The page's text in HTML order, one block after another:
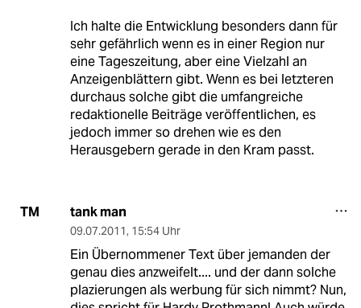
Ich halte die Entwicklung besonders dann für
sehr gefährlich wenn es in einer Region nur
eine Tageszeitung, aber eine Vielzahl an
Anzeigenblättern gibt. Wenn es bei letzteren
durchaus solche gibt die umfangreiche
redaktionelle Beiträge veröffentlichen, es
jedoch immer so drehen wie es den
Herausgebern gerade in den Kram passt.
TM tank man
09.07.2011, 15:54 Uhr
Ein Übernommener Text über jemanden der
genau dies anzweifelt.... und der dann solche
plazierungen als werbung für sich nimmt? Nun,